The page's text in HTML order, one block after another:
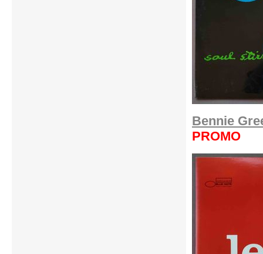
Bennie
PROMO